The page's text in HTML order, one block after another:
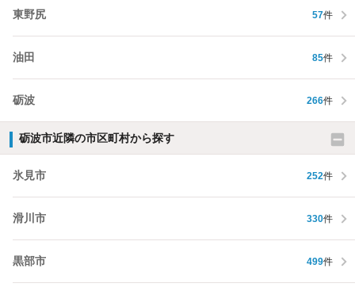
東野尻 57件
油田 85件
砺波 266件
砺波市近隣の市区町村から探す
氷見市 252件
滑川市 330件
黒部市 499件